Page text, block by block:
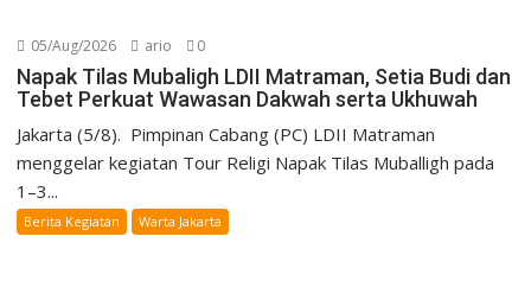
05/Aug/2026 ario 0
Napak Tilas Mubaligh LDII Matraman, Setia Budi dan
Tebet Perkuat Wawasan Dakwah serta Ukhuwah
Jakarta (5/8). Pimpinan Cabang (PC) LDII Matraman
menggelar kegiatan Tour Religi Napak Tilas Muballigh pada
1–3...
Berita Kegiatan Warta Jakarta